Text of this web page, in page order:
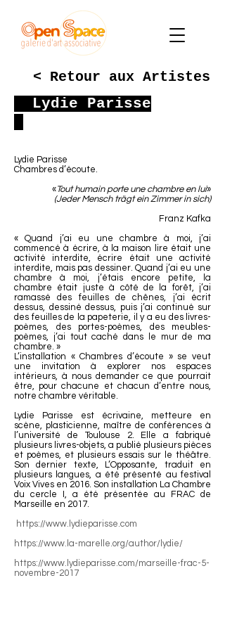
< Retour aux Artistes
Lydie Parisse
Lydie Parisse
Chambres d’écoute.
«Tout humain porte une chambre en lui»
(Jeder Mensch trägt ein Zimmer in sich)
Franz Kafka
« Quand j’ai eu une chambre à moi, j’ai
commencé à écrire, à la maison lire était une
activité interdite, écrire était une activité
interdite, mais pas dessiner. Quand j’ai eu une
chambre à moi, j’étais encore petite, la
chambre était juste à côté de la forêt, j’ai
ramassé des feuilles de chênes, j’ai écrit
dessus, dessiné dessus, puis j’ai continué sur
des feuilles de la papeterie, il y a eu des livres-
poèmes, des portes-poèmes, des meubles-
poèmes, j’ai tout caché dans le mur de ma
chambre. »
L’installation « Chambres d’écoute » se veut
une invitation à explorer nos espaces
intérieurs, à nous demander ce que pourrait
être, pour chacune et chacun d’entre nous,
notre chambre véritable.
Lydie Parisse est écrivaine, metteure en
scène, plasticienne, maître de conférences à
l’université de Toulouse 2. Elle a fabriqué
plusieurs livres-objets, a publié plusieurs pièces
et poèmes, et plusieurs essais sur le théâtre.
Son dernier texte, L’Opposante, traduit en
plusieurs langues, a été présenté au festival
Voix Vives en 2016. Son installation La Chambre
du cercle I, a été présentée au FRAC de
Marseille en 2017.
https://www.lydieparisse.com
https://www.la-marelle.org/author/lydie/
https://www.lydieparisse.com/marseille-frac-5-
novembre-2017